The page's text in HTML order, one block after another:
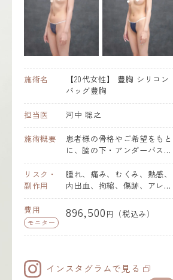
施術名 【20代女性】 豊胸 シリコン
バッグ豊胸
担当医 河中 聡之
施術概要
患者様の骨格やご希望をもと
に、脇の下・アンダーバス
ト・乳輪周囲などから切開
し、シリコンバックを挿入し
ます。シリコンバックの挿入
位置は、乳腺下・大胸筋下・
デュアルプレーン法の中から
適した挿入位置を選択しま
間ほどで行い、その後は徐々
に腫れや痛みが落ち着いてい
リスク・
副作用
腫れ、痛み、むくみ、熱感、
内出血、拘縮、傷跡、アレル
ギー、しびれ、感染、左右差
など。
費用
モニター
896,500 円（税込み）
インスタグラムで見る